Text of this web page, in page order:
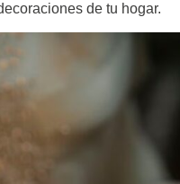
de tu hogar.